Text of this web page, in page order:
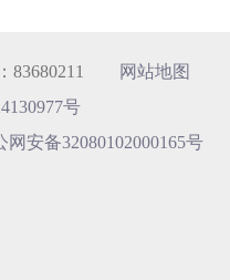
83680211
网站地图
号
网安备32080102000165号